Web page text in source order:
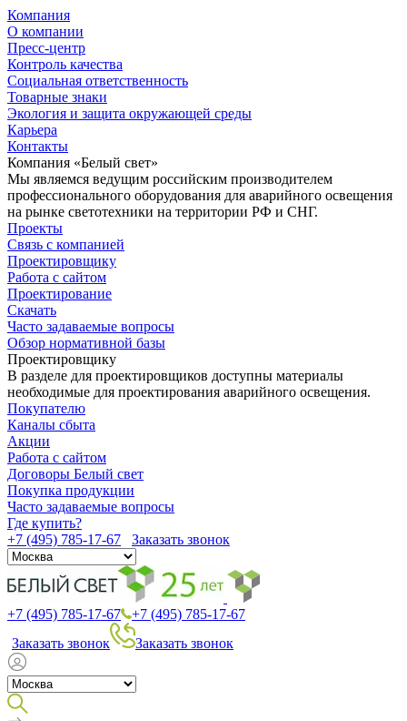
Компания
О компании
Пресс-центр
Контроль качества
Социальная ответственность
Товарные знаки
Экология и защита окружающей среды
Карьера
Контакты
Компания «Белый свет»
Мы являемся ведущим российским производителем
профессионального оборудования для аварийного освещения
на рынке светотехники на территории РФ и СНГ.
Проекты
Связь с компанией
Проектировщику
Работа с сайтом
Проектирование
Скачать
Часто задаваемые вопросы
Обзор нормативной базы
Проектировщику
В разделе для проектировщиков доступны материалы
необходимые для проектирования аварийного освещения.
Покупателю
Каналы сбыта
Акции
Работа с сайтом
Договоры Белый свет
Покупка продукции
Часто задаваемые вопросы
Где купить?
+7 (495) 785-17-67
Заказать звонок
+7 (495) 785-17-67
+7 (495) 785-17-67
Заказать звонок
Заказать звонок